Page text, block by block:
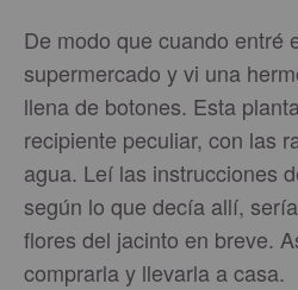
De modo que cuando entré
supermercado y vi una
llena de botones. Esta
recipiente peculiar, con las
agua. Leí las instrucciones
según lo que decía allí,
flores del jacinto en breve.
comprarla y llevarla a casa.